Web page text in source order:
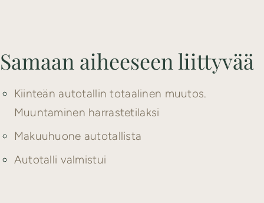
Samaan aiheeseen liittyvää
Kiinteän autotallin totaalinen muutos.
Muuntaminen harrastetilaksi
Makuuhuone autotallista
Autotalli valmistui